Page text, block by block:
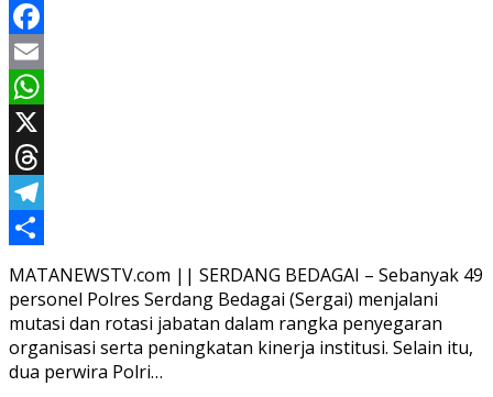
Facebook
Email
WhatsApp
X
Threads
Telegram
Share
MATANEWSTV.com || SERDANG BEDAGAI – Sebanyak 49
personel Polres Serdang Bedagai (Sergai) menjalani
mutasi dan rotasi jabatan dalam rangka penyegaran
organisasi serta peningkatan kinerja institusi. Selain itu,
dua perwira Polri…